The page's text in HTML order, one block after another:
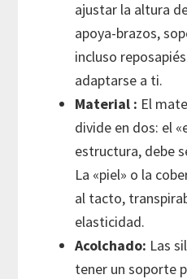
ajustar la altura
apoya-brazos,
incluso
adaptarse a ti.
Material : El
divide en dos: el
estructura, debe
La «piel» o la
al tacto,
elasticidad.
Acolchado: Las
tener un soporte